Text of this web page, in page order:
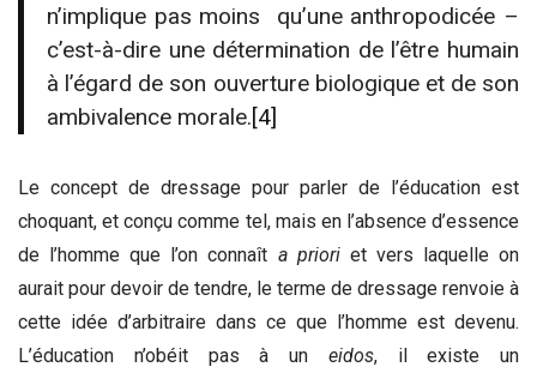
n’implique pas moins qu’une anthropodicée –
c’est-à-dire une détermination de l’être humain
à l’égard de son ouverture biologique et de son
ambivalence morale.[4]
Le concept de dressage pour parler de l’éducation est
choquant, et conçu comme tel, mais en l’absence d’essence
de l’homme que l’on connaît a prioriet vers laquelle on
aurait pour devoir de tendre, le terme de dressage renvoie à
cette idée d’arbitraire dans ce que l’homme est devenu.
L’éducation n’obéit pas à un eidos, il existe un